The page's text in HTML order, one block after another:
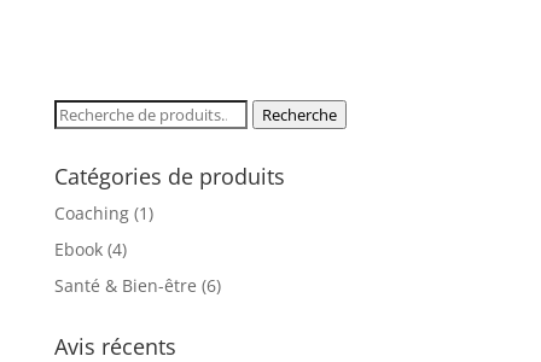
Recherche
Recherche
Catégories de produits
Coaching (1)
Ebook (4)
Santé & Bien-être (6)
Avis récents